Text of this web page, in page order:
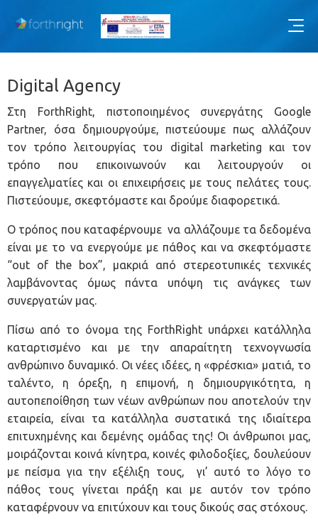
Digital Agency
Στη ForthRight, πιστοποιημένος συνεργάτης Google
Partner, όσα δημιουργούμε, πιστεύουμε πως αλλάζουν
τον τρόπο λειτουργίας του digital marketing και τον
τρόπο που επικοινωνούν και λειτουργούν οι
επαγγελματίες και οι επιχειρήσεις με τους πελάτες τους.
Πιστεύουμε, σκεφτόμαστε και δρούμε διαφορετικά.
Ο τρόπος που καταφέρνουμε να αλλάζουμε τα δεδομένα
είναι με το να ενεργούμε με πάθος και να σκεφτόμαστε
“out of the box”, μακριά από στερεοτυπικές τεχνικές
λαμβάνοντας όμως πάντα υπόψη τις ανάγκες των
συνεργατών μας.
Πίσω από το όνομα της ForthRight υπάρχει κατάλληλα
καταρτισμένο και με την απαραίτητη τεχνογνωσία
ανθρώπινο δυναμικό. Οι νέες ιδέες, η «φρέσκια» ματιά, το
ταλέντο, η όρεξη, η επιμονή, η δημιουργικότητα, η
αυτοπεποίθηση των νέων ανθρώπων που αποτελούν την
εταιρεία, είναι τα κατάλληλα συστατικά της ιδιαίτερα
επιτυχημένης και δεμένης ομάδας της! Οι άνθρωποι μας,
μοιράζονται κοινά κίνητρα, κοινές φιλοδοξίες, δουλεύουν
με πείσμα για την εξέλιξη τους, γι’ αυτό το λόγο το
πάθος τους γίνεται πράξη και με αυτόν τον τρόπο
καταφέρνουν να επιτύχουν και τους δικούς σας στόχους.